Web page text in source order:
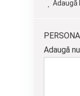
fost:
Adaugă
Adaugă